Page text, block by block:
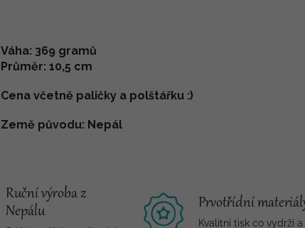
Váha: 369 gramů
Průměr: 10,5 cm
Cena včetně paličky a polštářku :)
Země původu: Nepál
Ruční výroba z
Nepálu
Prvotřídní
Kvalitní tisk co vydrží a